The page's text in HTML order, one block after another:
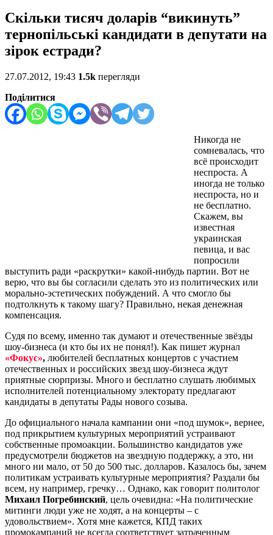
Скільки тисяч доларів “викинуть”
тернопільські кандидати в депутати на
зірок естради?
27.07.2012, 19:43 1.5k перегляди
Поділитися
Никогда не
сомневалась, что
всё происходит
неспроста. А
иногда не только
неспроста, но и
не бесплатно.
Скажем, вы
известная
украинская
певица, и вас
попросили
выступить ради «раскрутки» какой-нибудь партии. Вот не
верю, что вы бы согласили сделать это из политических или
морально-эстетических побуждений. А что смогло бы
подтолкнуть к такому шагу? Правильно, некая денежная
компенсация.
Судя по всему, именно так думают и отечественные звёзды
шоу-бизнеса (и кто бы их не понял!). Как пишет журнал
«Фокус», любителей бесплатных концертов с участием
отечественных и российских звезд шоу-бизнеса ждут
приятные сюрпризы. Много и бесплатно слушать любимых
исполнителей потенциальному электорату предлагают
кандидаты в депутаты Рады нового созыва.
До официального начала кампании они «под шумок», вернее,
под прикрытием культурных мероприятий устраивают
собственные промоакции. Большинство кандидатов уже
предусмотрели бюджетов на звездную поддержку, а это, ни
много ни мало, от 50 до 500 тыс. долларов. Казалось бы, зачем
политикам устраивать культурные мероприятия? Раздали бы
всем, ну например, гречку… Однако, как говорит политолог
Михаил Погребинский, цель очевидна: «На политические
митинги люди уже не ходят, а на концерты – с
удовольствием». Хотя мне кажется, КПД таких
промокампаний не всегда соответствует затраченным